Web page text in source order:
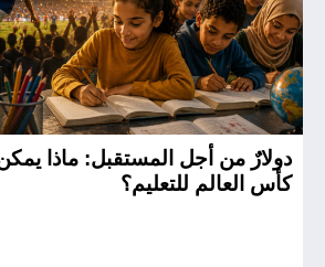
دولارٌ من أجل المستقبل: ماذا
كأس العالم للتعليم؟